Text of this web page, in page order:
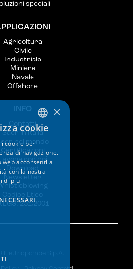
speciali
Agricoltura
Civile
Industriale
Miniere
Navale
Offshore
INFO
Contatti
Saer in Italia
nel mondo
Certificazioni
con noi
Download
Newsletter
Codice Etico
231/2001
Elettropompe S.p.A.
ITALIAN
ENGLISH
SPANISH
FRENCH
×
cookie
cookie per
di navigazione.
acconsenti a
con la nostra
di più